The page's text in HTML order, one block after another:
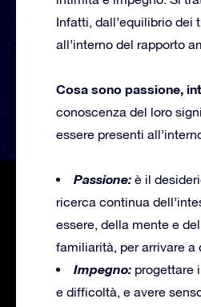
Infatti, dall’equilibrio dei
all’interno del rapporto
Cosa sono passione,
conoscenza del loro
essere presenti
Passione: è il
ricerca continua
essere, della mente e
familiarità, per arrivare
Impegno: progettare
e difficoltà, e avere